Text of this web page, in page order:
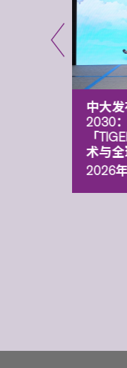
中大
2030
「
术与
2026